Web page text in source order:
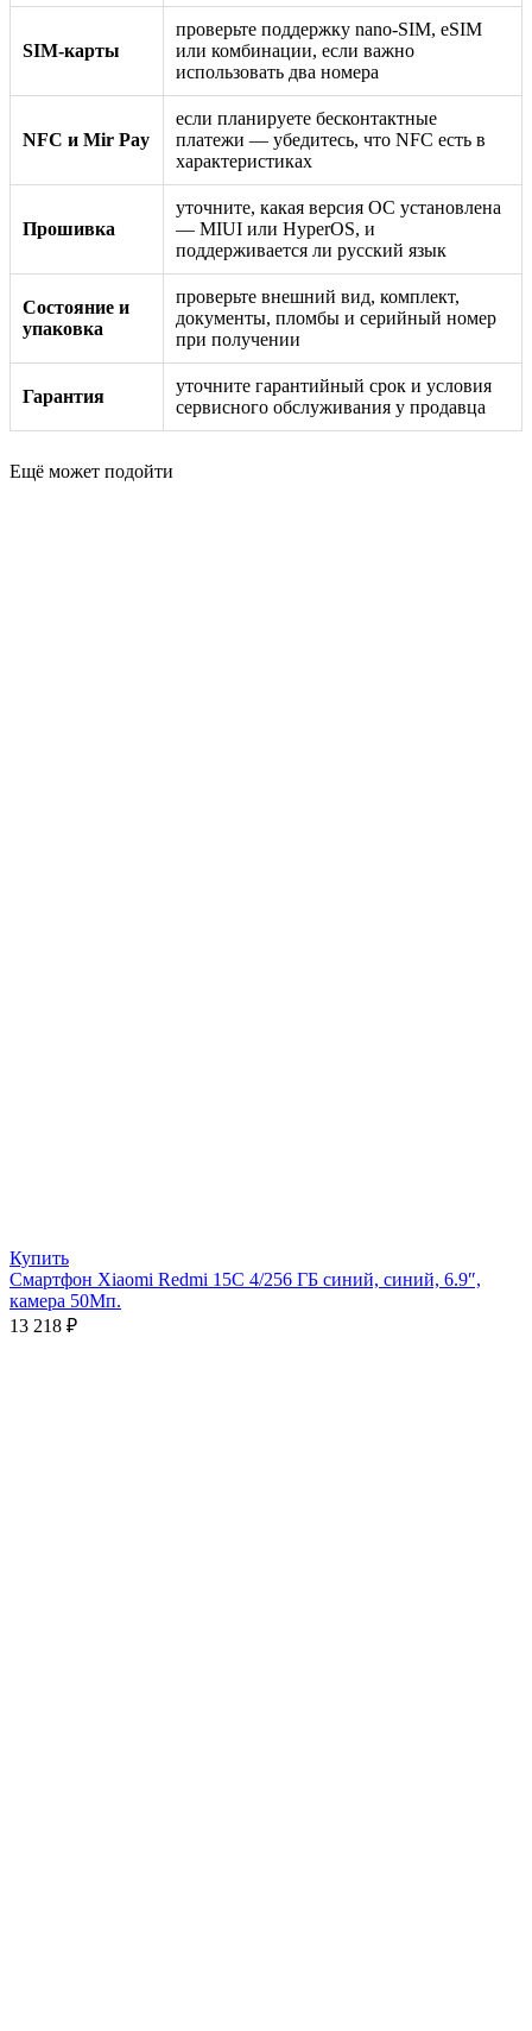
SIM-карты
проверьте поддержку nano-SIM, eSIM
или комбинации, если важно
использовать два номера
NFC и Mir Pay
если планируете бесконтактные
платежи — убедитесь, что NFC есть в
характеристиках
Прошивка
уточните, какая версия ОС установлена
— MIUI или HyperOS, и
поддерживается ли русский язык
Состояние и
упаковка
проверьте внешний вид, комплект,
документы, пломбы и серийный номер
при получении
Гарантия
уточните гарантийный срок и условия
сервисного обслуживания у продавца
Ещё может подойти
Купить
Смартфон Xiaomi Redmi 15C 4/256 ГБ синий, синий, 6.9″,
камера 50Мп.
13 218 ₽